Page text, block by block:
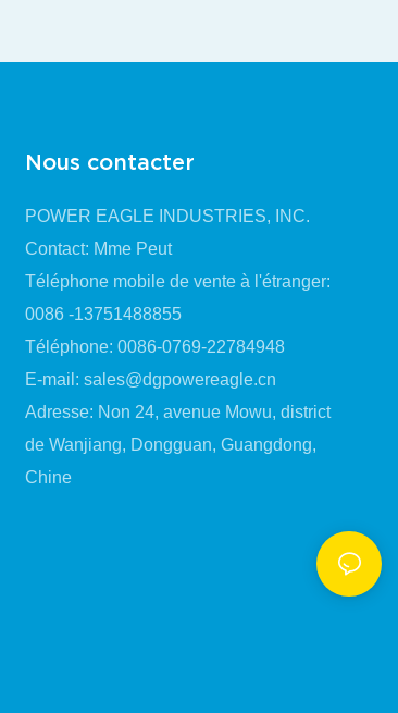
Nous contacter
POWER EAGLE INDUSTRIES, INC.
Contact: Mme Peut
Téléphone mobile de vente à l'étranger:
0086 -13751488855
Téléphone: 0086-0769-22784948
E-mail: sales@dgpowereagle.cn
Adresse: Non 24, avenue Mowu, district
de Wanjiang, Dongguan, Guangdong,
Chine